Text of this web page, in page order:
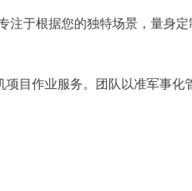
于根据您的独特场景，量身定
目作业服务。团队以准军事化